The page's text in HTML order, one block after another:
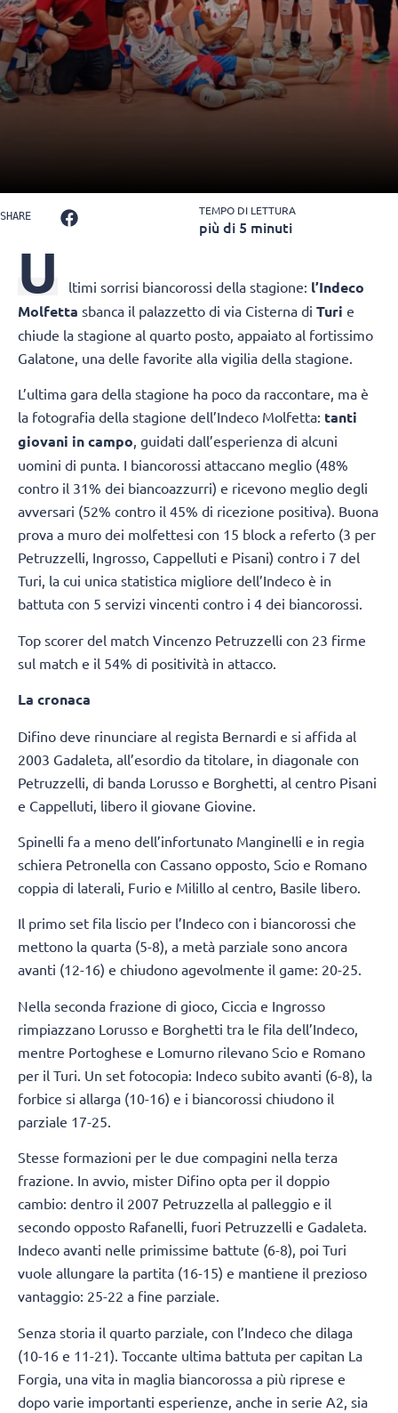
SHARE TEMPO DI LETTURA
più di 5 minuti
U ltimi sorrisi biancorossi della stagione: l’Indeco
Molfetta sbanca il palazzetto di via Cisterna di Turi e
chiude la stagione al quarto posto, appaiato al fortissimo
Galatone, una delle favorite alla vigilia della stagione.
L’ultima gara della stagione ha poco da raccontare, ma è
la fotografia della stagione dell’Indeco Molfetta: tanti
giovani in campo, guidati dall’esperienza di alcuni
uomini di punta. I biancorossi attaccano meglio (48%
contro il 31% dei biancoazzurri) e ricevono meglio degli
avversari (52% contro il 45% di ricezione positiva). Buona
prova a muro dei molfettesi con 15 block a referto (3 per
Petruzzelli, Ingrosso, Cappelluti e Pisani) contro i 7 del
Turi, la cui unica statistica migliore dell’Indeco è in
battuta con 5 servizi vincenti contro i 4 dei biancorossi.
Top scorer del match Vincenzo Petruzzelli con 23 firme
sul match e il 54% di positività in attacco.
La cronaca
Difino deve rinunciare al regista Bernardi e si affida al
2003 Gadaleta, all’esordio da titolare, in diagonale con
Petruzzelli, di banda Lorusso e Borghetti, al centro Pisani
e Cappelluti, libero il giovane Giovine.
Spinelli fa a meno dell’infortunato Manginelli e in regia
schiera Petronella con Cassano opposto, Scio e Romano
coppia di laterali, Furio e Milillo al centro, Basile libero.
Il primo set fila liscio per l’Indeco con i biancorossi che
mettono la quarta (5-8), a metà parziale sono ancora
avanti (12-16) e chiudono agevolmente il game: 20-25.
Nella seconda frazione di gioco, Ciccia e Ingrosso
rimpiazzano Lorusso e Borghetti tra le fila dell’Indeco,
mentre Portoghese e Lomurno rilevano Scio e Romano
per il Turi. Un set fotocopia: Indeco subito avanti (6-8), la
forbice si allarga (10-16) e i biancorossi chiudono il
parziale 17-25.
Stesse formazioni per le due compagini nella terza
frazione. In avvio, mister Difino opta per il doppio
cambio: dentro il 2007 Petruzzella al palleggio e il
secondo opposto Rafanelli, fuori Petruzzelli e Gadaleta.
Indeco avanti nelle primissime battute (6-8), poi Turi
vuole allungare la partita (16-15) e mantiene il prezioso
vantaggio: 25-22 a fine parziale.
Senza storia il quarto parziale, con l’Indeco che dilaga
(10-16 e 11-21). Toccante ultima battuta per capitan La
Forgia, una vita in maglia biancorossa a più riprese e
dopo varie importanti esperienze, anche in serie A2, sia